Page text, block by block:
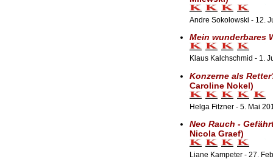
Andre Sokolowski - 12.
Mein wunderbares
Klaus Kalchschmid - 1.
Konzerne als
Caroline Nokel)
Helga Fitzner - 5. Mai
Neo Rauch -
Nicola Graef)
Liane Kampeter - 27.